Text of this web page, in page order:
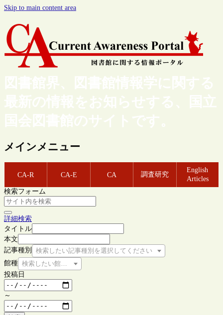
Skip to main content area
図書館界、図書館情報学に関する
最新の情報をお知らせする、国立
国会図書館のサイトです。
メインメニュー
CA-R CA-E CA 調査研究
English
Articles
検索フォーム
詳細検索
タイトル
本文
記事種別
検索したい記事種別を選択してください
館種 検索したい館種を選択してください
投稿日
～